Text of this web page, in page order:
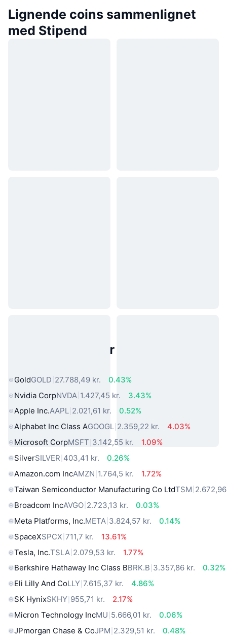
Lignende coins sammenlignet
med Stipend
Populære aktiver fra den virkelige
GoldGOLD 27.788,49 kr.
0.43%
Nvidia CorpNVDA 1.427,45 kr.
3.43%
Apple Inc.AAPL 2.021,61 kr.
0.52%
Alphabet Inc Class AGOOGL 2.359,22 kr.
4.03%
Microsoft CorpMSFT 3.142,55 kr.
1.09%
SilverSILVER 403,41 kr.
0.26%
Amazon.com IncAMZN 1.764,5 kr.
1.72%
Taiwan Semiconductor Manufacturing Co LtdTSM
Broadcom IncAVGO 2.723,13 kr.
0.03%
Meta Platforms, Inc.META 3.824,57 kr.
0.14%
SpaceXSPCX 711,7 kr.
13.61%
Tesla, Inc.TSLA 2.079,53 kr.
1.77%
Berkshire Hathaway Inc Class BBRK.B 3.357,86 kr.
0.32%
Eli Lilly And CoLLY 7.615,37 kr.
4.86%
SK HynixSKHY 955,71 kr.
2.17%
Micron Technology IncMU 5.666,01 kr.
0.06%
JPmorgan Chase & CoJPM 2.329,51 kr.
0.48%